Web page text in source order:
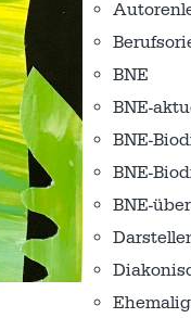
BNE
BNE-
BNE-
BNE-
BNE-